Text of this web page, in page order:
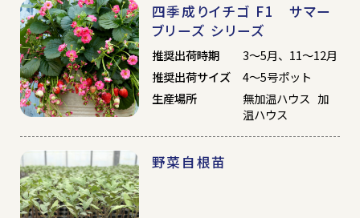
四季成りイチゴ F1 サマー
ブリーズ シリーズ
推奨出荷時期
3～5月、11～12月
推奨出荷サイズ
4～5号ポット
生産場所
無加温ハウス 加
温ハウス
野菜自根苗